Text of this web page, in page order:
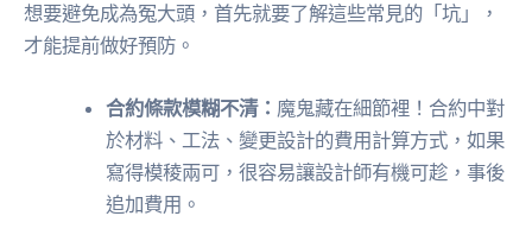
想要避免成為冤大頭，首先就要了解這些常見的「坑」，
才能提前做好預防。
合約條款模糊不清： 魔鬼藏在細節裡！合約中對
於材料、工法、變更設計的費用計算方式，如果
寫得模稜兩可，很容易讓設計師有機可趁，事後
追加費用。